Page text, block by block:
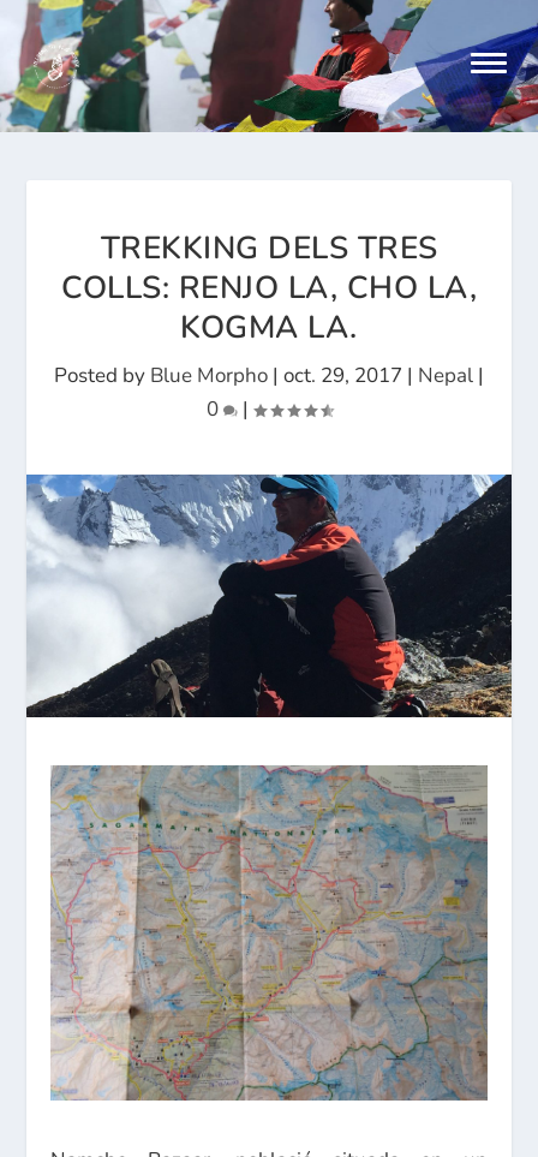
TREKKING DELS TRES
COLLS: RENJO LA, CHO LA,
KOGMA LA.
Posted by Blue Morpho | oct. 29, 2017 | Nepal |
0
|